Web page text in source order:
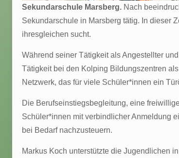
Sekundarschule Marsberg.Nach
Sekundarschule in Marsberg tätig. In dieser
ihresgleichen sucht.
Während seiner Tätigkeit als Angestellter
Tätigkeit bei den Kolping Bildungszentren
Netzwerk, das für viele Schüler*innen ein
Die Berufseinstiegsbegleitung, eine
Schüler*innen mit verbindlicher Anmeldung
bei Bedarf nachzusteuern.
Markus Koch unterstützte die Jugendlichen